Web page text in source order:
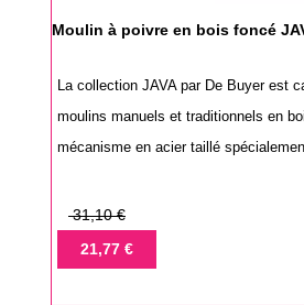
Moulin à poivre en bois foncé
La collection JAVA par De Buyer est
moulins manuels et traditionnels en
mécanisme en acier taillé
Prix
base
31,10 €
Prix21,77 €